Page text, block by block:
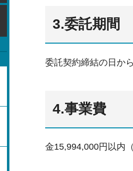
3.委託期間
委託契約締結の日か
4.事業費
金15,994,000円以内